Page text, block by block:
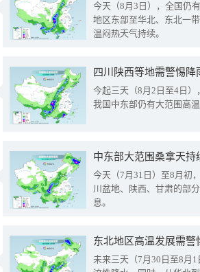
今天（8月3日），全国仍
地区东部至华北、东北一
温闷热天气持续。
今起三天（8月2日至4日
我国中东部仍有大范围高
中东部大范围桑拿天
今天（7月31日）至8月初
川盆地、陕西、甘肃的部
息。
东北地区高温发展需
未来三天（7月30日至8月